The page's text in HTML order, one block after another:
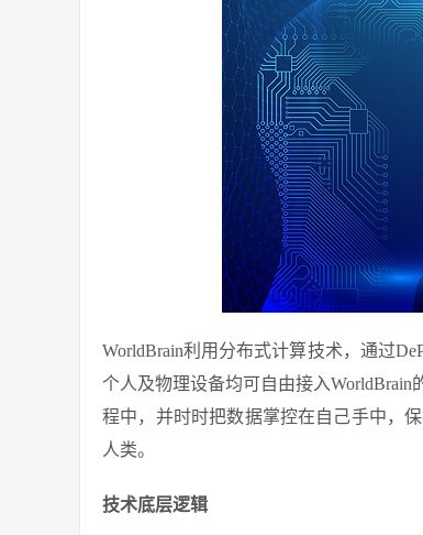
WorldBrain利用分布式计算技术，通过
个人及物理设备均可自由接入
程中，并时时把数据掌控在自己手中，
人类。
技术底层逻辑